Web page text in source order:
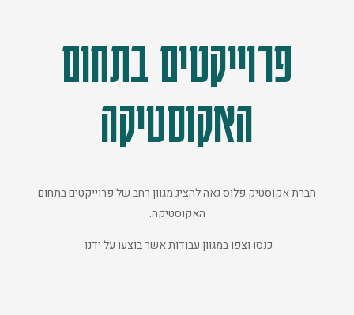
פרוייקטים בתחום
האקוסטיקה
חברת אקוסטיק פלוס גאה להציג מגוון רחב של פרוייקטים בתחום
האקוסטיקה.
כנסו וצפו במגוון עבודות אשר בוצעו על ידנו